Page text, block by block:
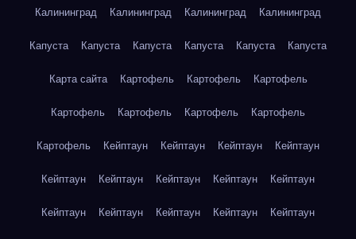
Калининград Калининград Калининград Калининград
Капуста Капуста Капуста Капуста Капуста Капуста
Карта сайта Картофель Картофель Картофель
Картофель Картофель Картофель Картофель
Картофель Кейптаун Кейптаун Кейптаун Кейптаун
Кейптаун Кейптаун Кейптаун Кейптаун Кейптаун
Кейптаун Кейптаун Кейптаун Кейптаун Кейптаун